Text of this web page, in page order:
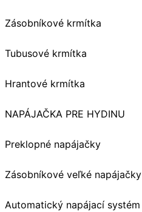
Zásobníkové krmítka
Tubusové krmítka
Hrantové krmítka
NAPÁJAČKA PRE HYDINU
Preklopné napájačky
Zásobníkové veľké napájačky
Automatický napájací systém